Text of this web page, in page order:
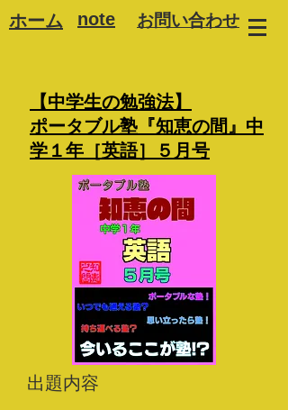
ホーム note お問い合わせ
【中学生の勉強法】
ポータブル塾『知恵の間』中
学１年［英語］５月号
出題内容